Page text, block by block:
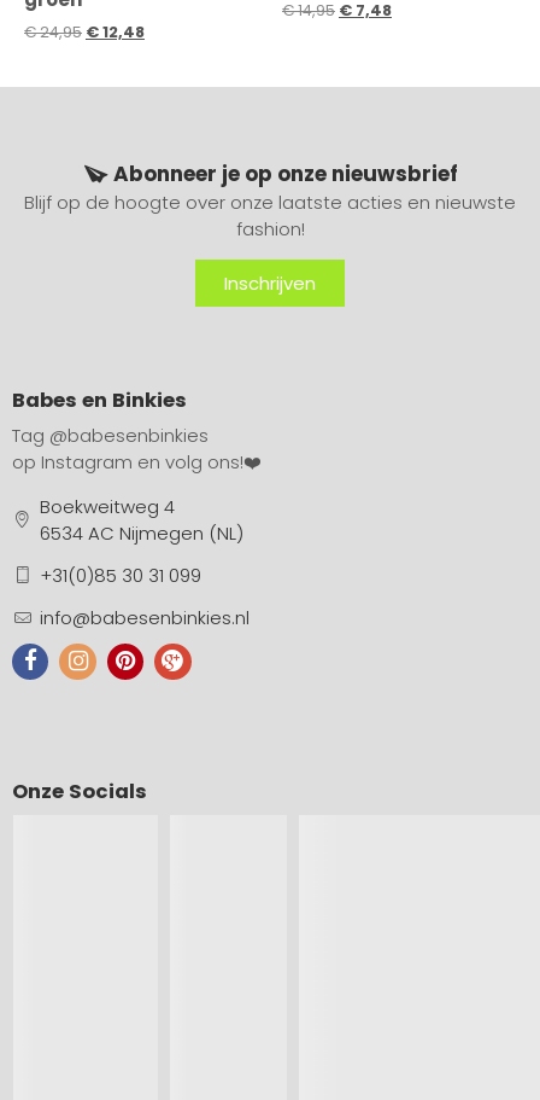
€24,95 €12,48
€14,95 € 7,48
Abonneer je op onze nieuwsbrief
Blijf op de hoogte over onze laatste acties en nieuwste
fashion!
Inschrijven
Babes en Binkies
Tag @babesenbinkies
op Instagram en volg ons!❤️
Boekweitweg 4
6534 AC Nijmegen (NL)
+31(0)85 30 31 099
info@babesenbinkies.nl
Onze Socials